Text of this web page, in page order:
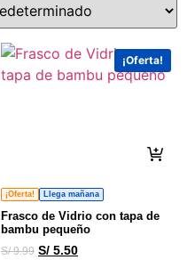
¡Oferta! Llega mañana
¡Oferta!
Frasco de Vidrio con tapa de
bambu pequeño
S/9.99 S/ 5.50